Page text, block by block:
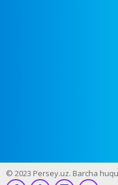
© 2023 Persey.uz. Barcha